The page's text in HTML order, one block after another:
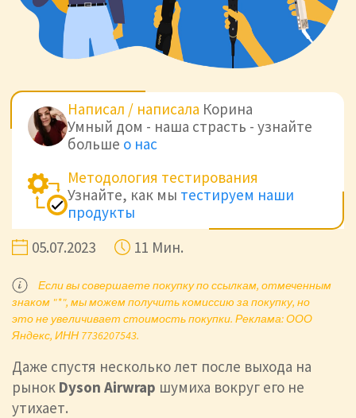
Написал / написала Корина
Умный дом - наша страсть - узнайте
больше о нас
Методология тестирования
Узнайте, как мы тестируем наши
продукты
05.07.2023
11 Мин.
Если вы совершаете покупку по ссылкам, отмеченным
знаком "*", мы можем получить комиссию за покупку, но
это не увеличивает стоимость покупки. Реклама: ООО
Яндекс, ИНН 7736207543.
Даже спустя несколько лет после выхода на
рынок Dyson Airwrap шумиха вокруг его не
утихает.